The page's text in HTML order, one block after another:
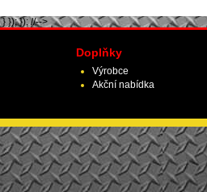
}); }); //-->
Doplňky
Výrobce
Akční nabídka